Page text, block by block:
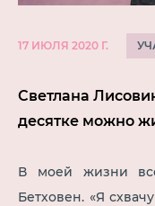
17 ИЮЛЯ 2020 Г.
Светлана
десятке можно
В моей жизни
Бетховен. «Я